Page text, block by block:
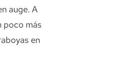
auge. A
poco más
en